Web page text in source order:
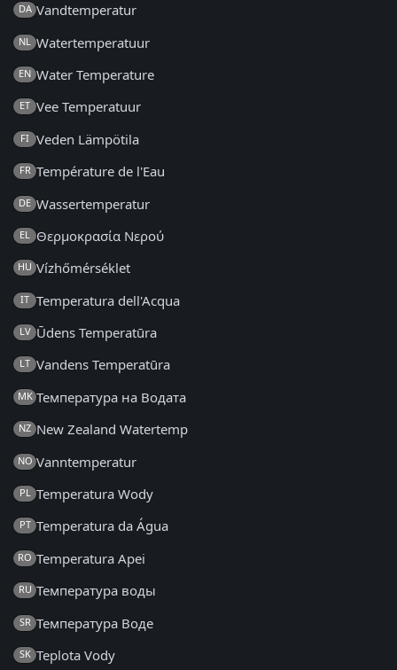
DA Vandtemperatur
NL Watertemperatuur
EN Water Temperature
ET Vee Temperatuur
FI Veden Lämpötila
FR Température de l'Eau
DE Wassertemperatur
EL Θερμοκρασία Νερού
HU Vízhőmérséklet
IT Temperatura dell'Acqua
LV Ūdens Temperatūra
LT Vandens Temperatūra
MK Температура на Водата
NZ New Zealand Watertemp
NO Vanntemperatur
PL Temperatura Wody
PT Temperatura da Água
RO Temperatura Apei
RU Температура воды
SR Температура Воде
SK Teplota Vody